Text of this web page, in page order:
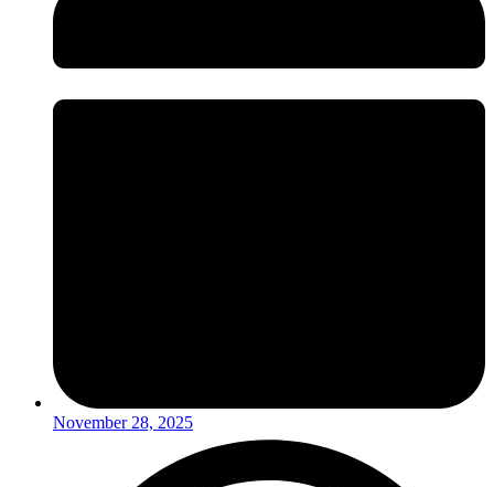
November 28, 2025